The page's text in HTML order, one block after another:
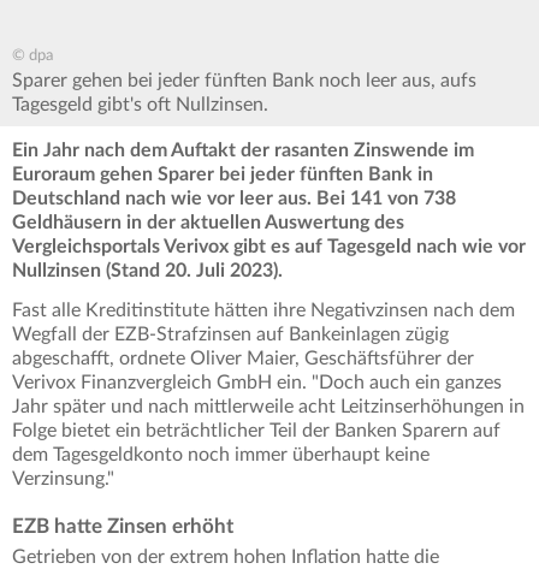
© dpa
Sparer gehen bei jeder fünften Bank noch leer aus, aufs
Tagesgeld gibt's oft Nullzinsen.
Ein Jahr nach dem Auftakt der rasanten Zinswende im
Euroraum gehen Sparer bei jeder fünften Bank in
Deutschland nach wie vor leer aus. Bei 141 von 738
Geldhäusern in der aktuellen Auswertung des
Vergleichsportals Verivox gibt es auf Tagesgeld nach wie vor
Nullzinsen (Stand 20. Juli 2023).
Fast alle Kreditinstitute hätten ihre Negativzinsen nach dem
Wegfall der EZB-Strafzinsen auf Bankeinlagen zügig
abgeschafft, ordnete Oliver Maier, Geschäftsführer der
Verivox Finanzvergleich GmbH ein. "Doch auch ein ganzes
Jahr später und nach mittlerweile acht Leitzinserhöhungen in
Folge bietet ein beträchtlicher Teil der Banken Sparern auf
dem Tagesgeldkonto noch immer überhaupt keine
Verzinsung."
EZB hatte Zinsen erhöht
Getrieben von der extrem hohen Inflation hatte die